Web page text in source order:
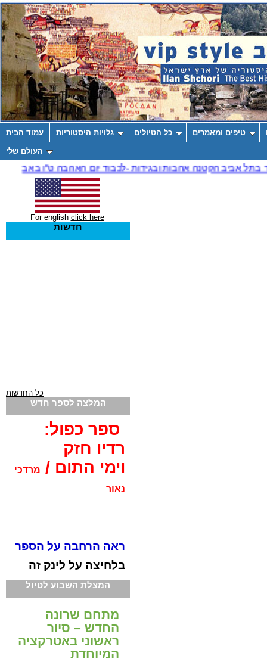
עמוד הבית גלויות היסטוריות כל הטיולים טיפים ומאמרים
העולם שלי
For english click here
חדשות
כל החדשות
המלצה לספר חדש
ספר כפול:
רדיו חזק
וימי התום / מרדכי
נאור
ראה הרחבה על הספר
בלחיצה על לינק זה
המצלת השבוע לטיול
מתחם שרונה
החדש – סיור
ראשוני באטרקציה
המיוחדת